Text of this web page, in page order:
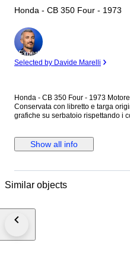
Honda - CB 350 Four - 1973
Expert
Selected by Davide Marelli
Honda - CB 350 Four - 1973 Motore 4 cilindri, 4 tempi, raffreddato ad aria
Conservata con libretto e targa originali italiani
grafiche su serbatoio rispettando i colori
affidabile e pronta all'uso immediato Doppie chiavi di cui una nuova mai
usata In dotazione: Valigetta Kit di
Maggio 2026 Serbatoio originale grigio, sella originale con
configurazione 2+2, tappo
del "conservato" alla sicurezza di
Show all info
Similar objects